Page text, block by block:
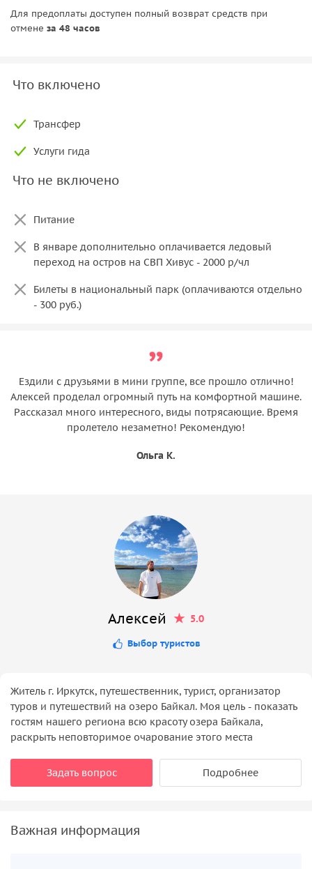
Для предоплаты доступен полный возврат средств при
отмене за 48 часов
Что включено
Трансфер
Услуги гида
Что не включено
Питание
В январе дополнительно оплачивается ледовый
переход на остров на СВП Хивус - 2000 р/чл
Билеты в национальный парк (оплачиваются отдельно
- 300 руб.)
Ездили с друзьями в мини группе, все прошло отлично!
Алексей проделал огромный путь на комфортной машине.
Рассказал много интересного, виды потрясающие. Время
пролетело незаметно! Рекомендую!
Ольга К.
Алексей 5.0
Выбор туристов
Житель г. Иркутск, путешественник, турист, организатор
туров и путешествий на озеро Байкал. Моя цель - показать
гостям нашего региона всю красоту озера Байкала,
раскрыть неповторимое очарование этого места
Задать вопрос Подробнее
Важная информация